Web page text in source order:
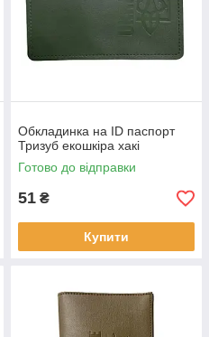
Обкладинка на ID паспорт
Тризуб екошкіра хакі
Готово до відправки
51 ₴
Купити